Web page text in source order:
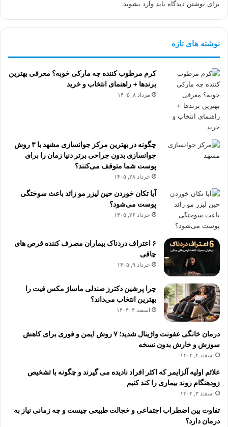
ف
ا
ا
:
ا
ز
ل
ب
ب
ا
و
ن
د
ر
د
س
برای نوشتن دیدگاه باید وارد بشوید.
نوشته های تازه
کرم مرطوب کننده چه مارکی خوبه؟ معرفی بهترین
برندها + راهنمای انتخاب و خرید
مرداد ۸, ۱۴۰۵
چگونه در بهترین مرکز جوانسازی مشهد با ۳ روش
جوانسازی بدون جراحی برتر دنیا زمان را برای
پوست شما متوقف می‌کنند؟
خرداد ۲۸, ۱۴۰۵
آیا تکان خوردن حین لیزر مو زائد باعث سوختگی
پوست می‌شود؟
خرداد ۲۶, ۱۴۰۵
۶ اعتراف دردناک بیماران مصرف کننده قرص های
چاقی
خرداد ۹, ۱۴۰۵
چرا پرشین دکترز صندلی ماساژ مکس فیت را
بهترین انتخاب می‌داند؟
اسفند ۴, ۱۴۰۴
درمان خانگی عفونت واژینال شدید؛ ۷ روش ایمن و فوری برای کاهش
سوزش و خارش بدون نسخه
اسفند ۴, ۱۴۰۴
علائم اولیه آلزایمر که اکثر افراد نادیده می گیرند و چگونه با تشخیص
زودهنگام روند بیماری را کند کنیم
اسفند ۳, ۱۴۰۴
تفاوت بین اضطراب اجتماعی و خجالت طبیعی چیست و چه زمانی نیاز به
درمان دارد؟